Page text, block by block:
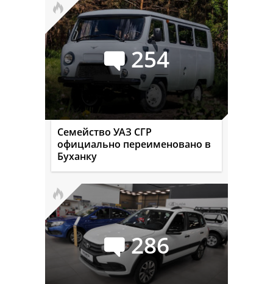
254
Семейство УАЗ СГР
официально переименовано в
Буханку
286